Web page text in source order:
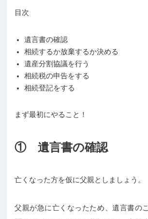
目次
遺言書の確認
相続するか放棄するか決める
遺産分割協議を行う
相続税の申告をする
相続登記をする
まず最初にやること！
① 遺言書の確認
亡くなった方を仮に父親としましょう。
父親が急に亡くなったため、遺言書の